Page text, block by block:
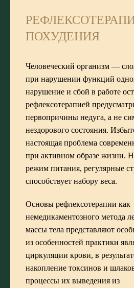
ПОХУДЕНИЯ
Человеческий организм —
при нарушении функций
нарушение и сбой в работе
рефлексотерапией
первопричины недуга, а не
нездорового состояния.
настоящая проблема
при активном образе жизни.
режим питания, регулярные
способствует набору веса.
Основы рефлексотерапии как
немедикаментозного метода
массы тела представляют
из особенностей практики
циркуляции крови, в
накопление токсинов и
процессы их выведения из